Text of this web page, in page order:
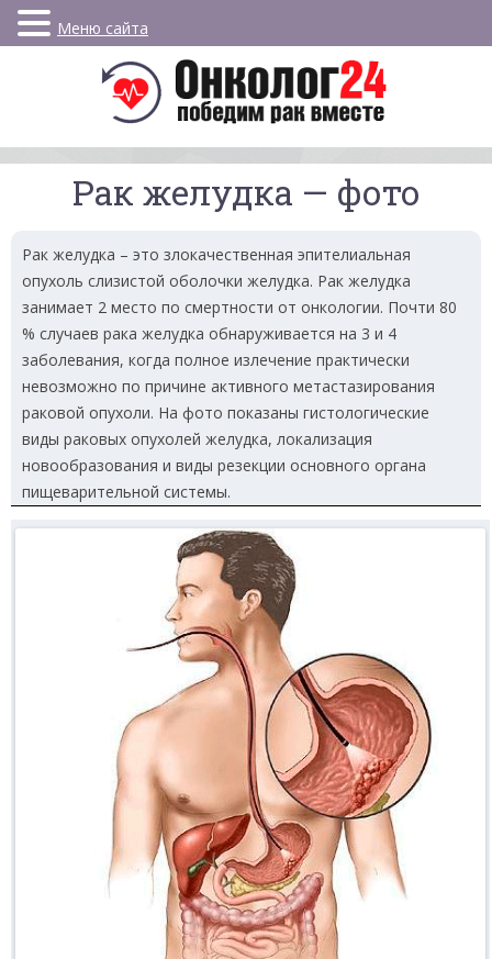
Рак желудка — фото
Рак желудка – это злокачественная эпителиальная
опухоль слизистой оболочки желудка. Рак желудка
занимает 2 место по смертности от онкологии. Почти 80
% случаев рака желудка обнаруживается на 3 и 4
заболевания, когда полное излечение практически
невозможно по причине активного метастазирования
раковой опухоли. На фото показаны гистологические
виды раковых опухолей желудка, локализация
новообразования и виды резекции основного органа
пищеварительной системы.
Меню сайта